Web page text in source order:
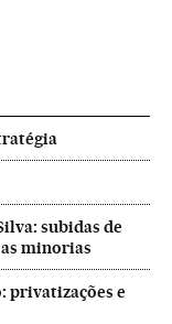
subidas de
minorias
privatizações e